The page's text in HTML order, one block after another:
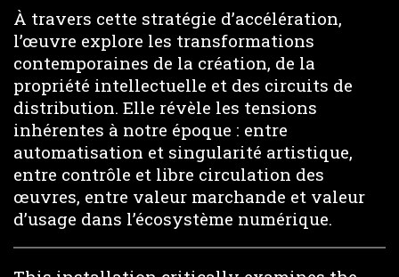
À travers cette stratégie d’accélération,
l’œuvre explore les transformations
contemporaines de la création, de la
propriété intellectuelle et des circuits de
distribution. Elle révèle les tensions
inhérentes à notre époque : entre
automatisation et singularité artistique,
entre contrôle et libre circulation des
œuvres, entre valeur marchande et valeur
d’usage dans l’écosystème numérique.